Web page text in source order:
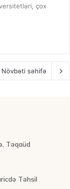
çox
Növbəti səhifə
Təqaüd
Təhsil